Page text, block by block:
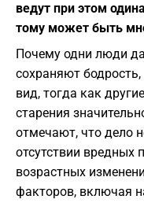
ведут при этом
тому может быть
Почему одни люди
сохраняют
вид, тогда как
старения
отмечают, что дело
отсутствии вредных
возрастных
факторов, включая